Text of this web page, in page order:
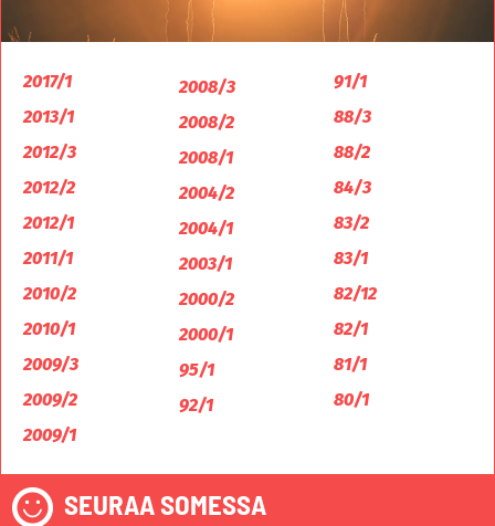
2017/1
2013/1
2012/3
2012/2
2012/1
2011/1
2010/2
2010/1
2009/3
2009/2
2009/1
2008/3
2008/2
2008/1
2004/2
2004/1
2003/1
2000/2
2000/1
95/1
92/1
91/1
88/3
88/2
84/3
83/2
83/1
82/12
82/1
81/1
80/1
SEURAA SOMESSA